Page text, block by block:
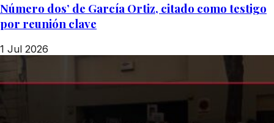
Número dos’ de García Ortiz, citado como testigo
por reunión clave
1 Jul 2026